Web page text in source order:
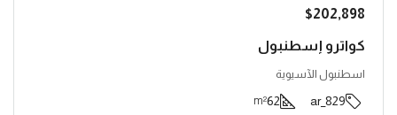
$202,898
كواترو إسطنبول
اسطنبول الآسيوية
829_ar
62
m²